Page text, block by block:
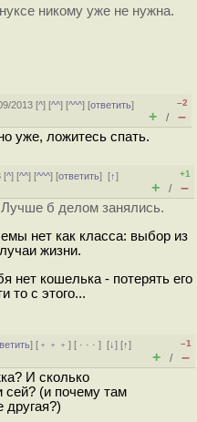
никому уже не нужна.
2013 [^] [^^] [^^^] [ответить]
–2
+ / –
уже, ложитесь спать.
[^] [^^] [^^^] [ответить][↑]
+1
+ / –
б делом занялись.
нет как класса: выбор из
жизни.
нет кошелька - потерять его
то с этого...
] [ ﹢﹢﹢] [ · · ·][↓] [↑]
–1
+ / –
И сколько
сей? (и почему там